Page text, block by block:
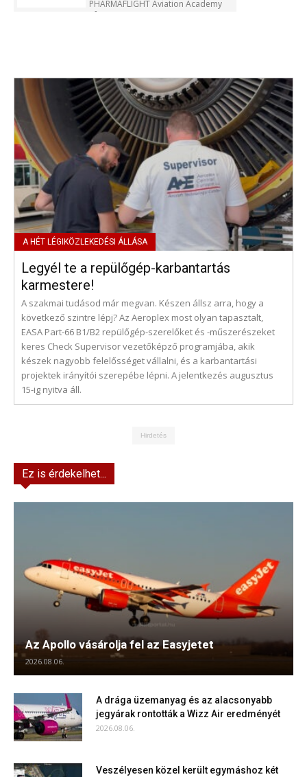
PHARMAFLIGHT Aviation Academy
Kft.
Legyél te a repülőgép-karbantartás
karmestere!
A szakmai tudásod már megvan. Készen állsz arra, hogy a
következő szintre lépj? Az Aeroplex most olyan tapasztalt,
EASA Part-66 B1/B2 repülőgép-szerelőket és -műszerészeket
keres Check Supervisor vezetőképző programjába, akik
készek nagyobb felelősséget vállalni, és a karbantartási
projektek irányítói szerepébe lépni. A jelentkezés augusztus
15-ig nyitva áll.
Hirdetés
Ez is érdekelhet...
Az Apollo vásárolja fel az Easyjetet
2026.08.06.
A drága üzemanyag és az alacsonyabb
jegyárak rontották a Wizz Air eredményét
2026.08.06.
Veszélyesen közel került egymáshoz két